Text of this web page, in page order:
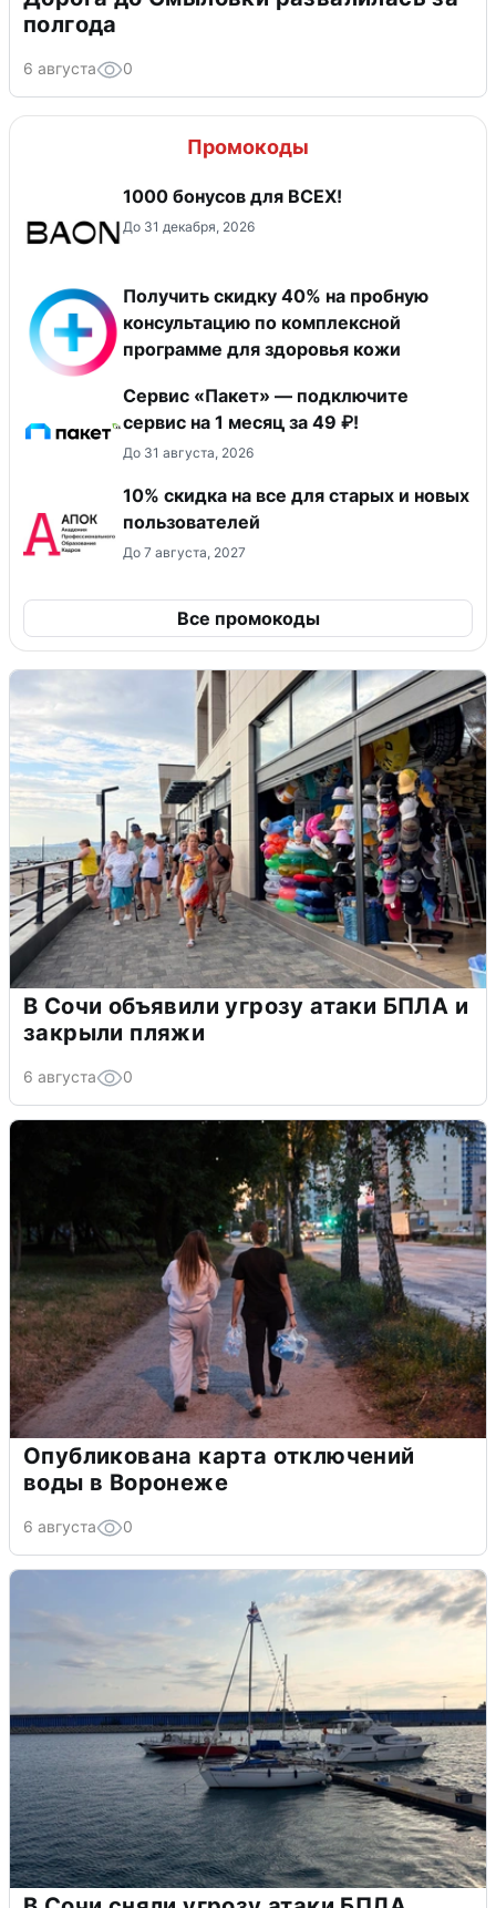
полгода
6 августа 0
Промокоды
1000 бонусов для ВСЕХ!
До 31 декабря, 2026
Получить скидку 40% на пробную
консультацию по комплексной
программе для здоровья кожи
Сервис «Пакет» — подключите
сервис на 1 месяц за 49 ₽!
До 31 августа, 2026
10% скидка на все для старых и новых
пользователей
До 7 августа, 2027
Все промокоды
В Сочи объявили угрозу атаки БПЛА и
закрыли пляжи
6 августа 0
Опубликована карта отключений
воды в Воронеже
6 августа 0